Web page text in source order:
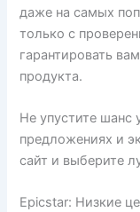
даже на самых
только с
гарантировать вам
продукта.
Не упустите шанс
предложениях и
сайт и выберите
Epicstar: Низкие